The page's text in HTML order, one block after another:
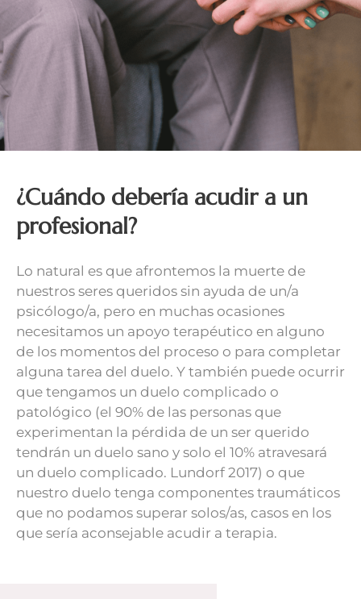
¿Cuándo debería acudir a un
profesional?
Lo natural es que afrontemos la muerte de
nuestros seres queridos sin ayuda de un/a
psicólogo/a, pero en muchas ocasiones
necesitamos un apoyo terapéutico en alguno
de los momentos del proceso o para completar
alguna tarea del duelo. Y también puede ocurrir
que tengamos un duelo complicado o
patológico (el 90% de las personas que
experimentan la pérdida de un ser querido
tendrán un duelo sano y solo el 10% atravesará
un duelo complicado. Lundorf 2017) o que
nuestro duelo tenga componentes traumáticos
que no podamos superar solos/as, casos en los
que sería aconsejable acudir a terapia.